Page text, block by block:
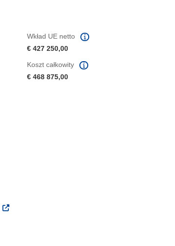
Wkład UE netto
€ 427 250,00
(odnośnik otworzy się w nowym oknie)
Koszt całkowity
€ 468 875,00